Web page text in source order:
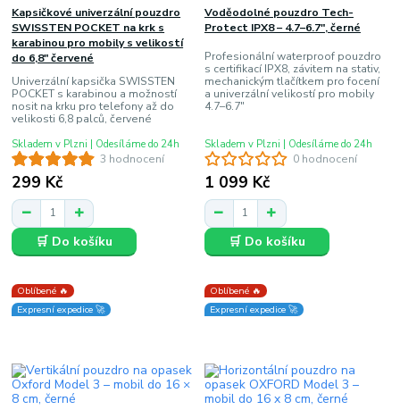
3 hodnocení
Kapsičkové univerzální pouzdro
SWISSTEN POCKET na krk s
karabinou pro mobily s velikostí
do 6,8" červené
Univerzální kapsička SWISSTEN
POCKET s karabinou a možností
nosit na krku pro telefony až do
velikosti 6,8 palců, červené
299 Kč
Skladem v Plzni | Odesíláme do 24h
🛒 Do košíku
0 hodnocení
Voděodolné pouzdro Tech-
Protect IPX8 – 4.7–6.7", černé
Profesionální waterproof pouzdro
s certifikací IPX8, závitem na stativ,
mechanickým tlačítkem pro focení
a univerzální velikostí pro mobily
4.7–6.7"
1 099 Kč
Skladem v Plzni | Odesíláme do 24h
🛒 Do košíku
Oblíbené 🔥
Expresní expedice 🚀
Oblíbené 🔥
Expresní expedice 🚀